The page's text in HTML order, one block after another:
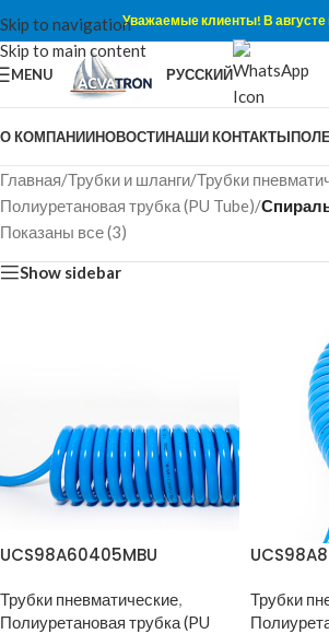
Skip to navigation
Skip to main content
Уважаемые клиенты! В августе
MENU РУССКИЙ
О КОМПАНИИНОВОСТИНАШИ КОНТАКТЫ
Главная/Трубки и шланги/Трубки
Полиуретановая трубка (PU Tube)/
Показаны все (3)
Show sidebar
UCS98A60405MBU
Трубки пневматические,
Полиуретановая трубка (PU
Трубки